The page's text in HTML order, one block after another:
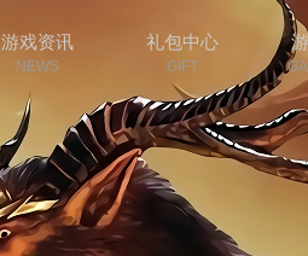
游戏资讯
NEWS
礼包中心
GIFT